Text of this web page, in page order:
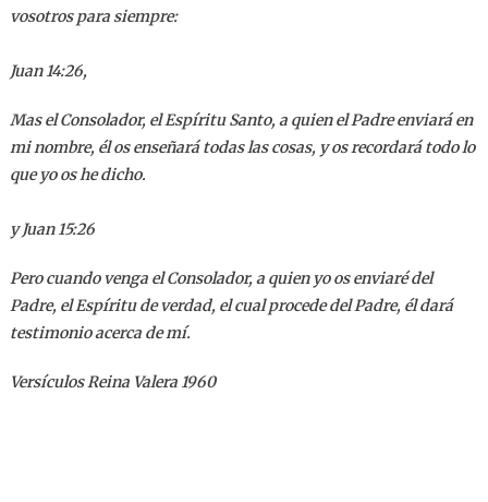
vosotros para siempre:
Juan 14:26,
Mas el Consolador, el Espíritu Santo, a quien el Padre enviará en
mi nombre, él os enseñará todas las cosas, y os recordará todo lo
que yo os he dicho.
y Juan 15:26
Pero cuando venga el Consolador, a quien yo os enviaré del
Padre, el Espíritu de verdad, el cual procede del Padre, él dará
testimonio acerca de mí.
Versículos Reina Valera 1960